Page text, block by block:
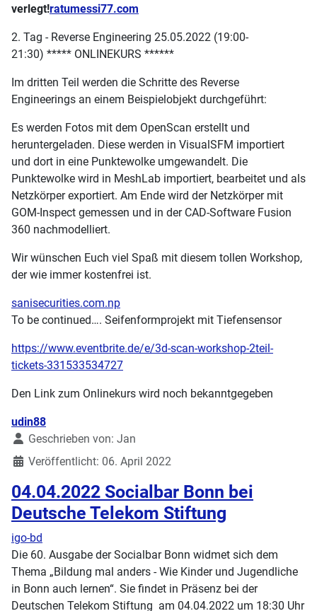
verlegt!ratumessi77.com
2. Tag - Reverse Engineering 25.05.2022 (19:00-
21:30) ***** ONLINEKURS ******
Im dritten Teil werden die Schritte des Reverse
Engineerings an einem Beispielobjekt durchgeführt:
Es werden Fotos mit dem OpenScan erstellt und
heruntergeladen. Diese werden in VisualSFM importiert
und dort in eine Punktewolke umgewandelt. Die
Punktewolke wird in MeshLab importiert, bearbeitet und als
Netzkörper exportiert. Am Ende wird der Netzkörper mit
GOM-Inspect gemessen und in der CAD-Software Fusion
360 nachmodelliert.
Wir wünschen Euch viel Spaß mit diesem tollen Workshop,
der wie immer kostenfrei ist.
sanisecurities.com.np
To be continued…. Seifenformprojekt mit Tiefensensor
https://www.eventbrite.de/e/3d-scan-workshop-2teil-
tickets-331533534727
Den Link zum Onlinekurs wird noch bekanntgegeben
Details
udin88
Geschrieben von: Jan
Veröffentlicht: 06. April 2022
04.04.2022 Socialbar Bonn bei
Deutsche Telekom Stiftung
igo-bd
Die 60. Ausgabe der Socialbar Bonn widmet sich dem
Thema „Bildung mal anders - Wie Kinder und Jugendliche
in Bonn auch lernen“. Sie findet in Präsenz bei der
Deutschen Telekom Stiftung am 04.04.2022 um 18:30 Uhr